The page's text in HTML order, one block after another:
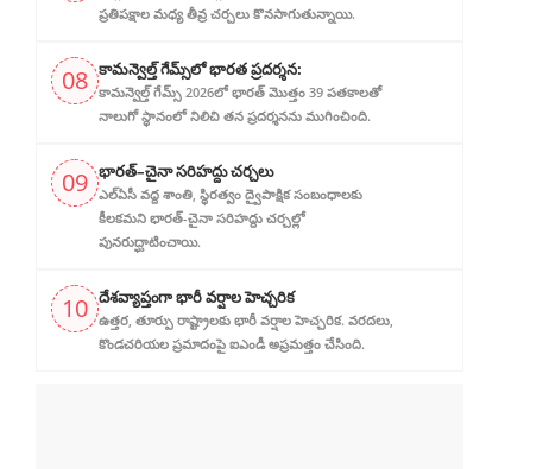
ప్రతిపక్షాల మధ్య తీవ్ర చర్చలు కొనసాగుతున్నాయి.
08 కామన్వెల్త్ గేమ్స్‌లో భారత ప్రదర్శన:
కామన్వెల్త్ గేమ్స్ 2026లో భారత్ మొత్తం 39 పతకాలతో
నాలుగో స్థానంలో నిలిచి తన ప్రదర్శనను ముగించింది.
09 భారత్–చైనా సరిహద్దు చర్చలు
ఎల్‌ఏసీ వద్ద శాంతి, స్థిరత్వం ద్వైపాక్షిక సంబంధాలకు
కీలకమని భారత్-చైనా సరిహద్దు చర్చల్లో
పునరుద్ఘాటించాయి.
10 దేశవ్యాప్తంగా భారీ వర్షాల హెచ్చరిక
ఉత్తర, తూర్పు రాష్ట్రాలకు భారీ వర్షాల హెచ్చరిక. వరదలు,
కొండచరియల ప్రమాదంపై ఐఎండీ అప్రమత్తం చేసింది.